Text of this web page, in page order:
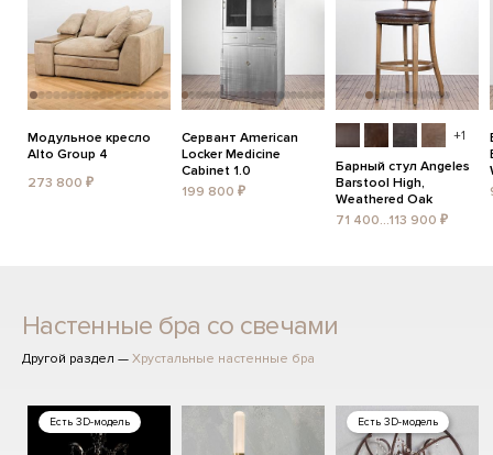
Модульное кресло
Alto Group 4
273 800 ₽
Сервант American
Locker Medicine
Cabinet 1.0
199 800 ₽
+1
Барный стул Angeles
Barstool High,
Weathered Oak
71 400...113 900 ₽
Настенные бра со свечами
Другой раздел — Хрустальные настенные бра
Есть 3D-модель Есть 3D-модель